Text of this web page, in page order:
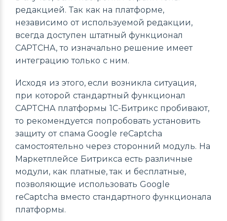
редакцией. Так как на платформе,
независимо от используемой редакции,
всегда доступен штатный функционал
CAPTCHA, то изначально решение имеет
интеграцию только с ним.
Исходя из этого, если возникла ситуация,
при которой стандартный функционал
CAPTCHA платформы 1С-Битрикс пробивают,
то рекомендуется попробовать установить
защиту от спама Google reCaptcha
самостоятельно через сторонний модуль. На
Маркетплейсе Битрикса есть различные
модули, как платные, так и бесплатные,
позволяющие использовать Google
reCaptcha вместо стандартного функционала
платформы.